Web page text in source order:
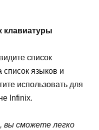
клавиатуры
список
языков и
использовать для
Infinix.
сможете легко